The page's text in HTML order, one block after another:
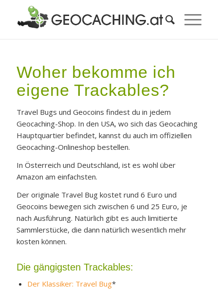
Woher bekomme ich
eigene Trackables?
Travel Bugs und Geocoins findest du in jedem
Geocaching-Shop. In den USA, wo sich das Geocaching
Hauptquartier befindet, kannst du auch im offiziellen
Geocaching-Onlineshop bestellen.
In Österreich und Deutschland, ist es wohl über
Amazon am einfachsten.
Der originale Travel Bug kostet rund 6 Euro und
Geocoins bewegen sich zwischen 6 und 25 Euro, je
nach Ausführung. Natürlich gibt es auch limitierte
Sammlerstücke, die dann natürlich wesentlich mehr
kosten können.
Die gängigsten Trackables:
Der Klassiker: Travel Bug*